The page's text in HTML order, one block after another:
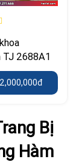
TJ 2688A1
Bị
Hàm